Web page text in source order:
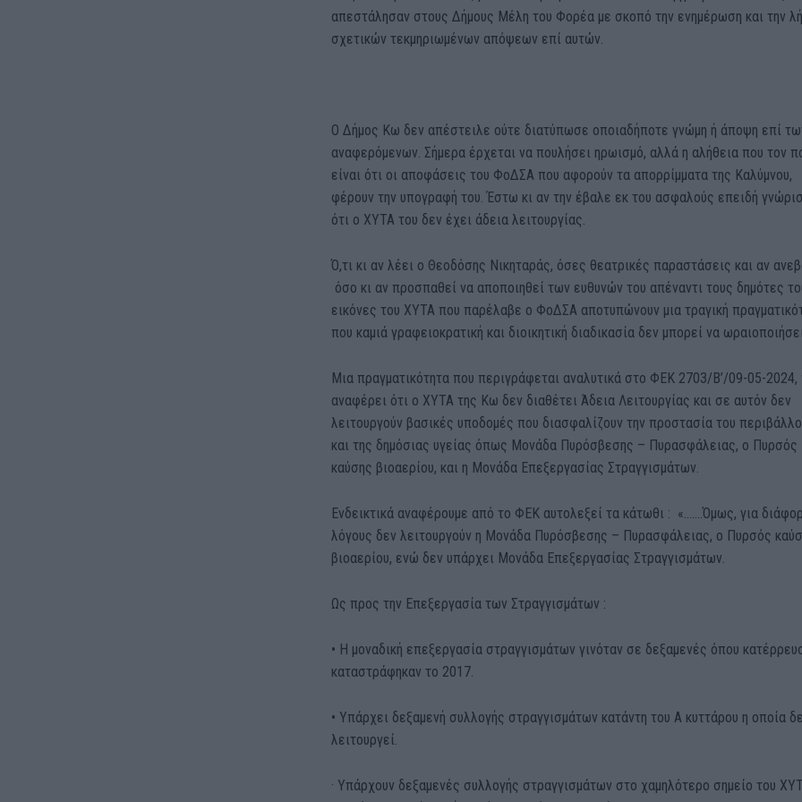
απεστάλησαν στους Δήμους Μέλη του Φορέα με σκοπό την ενημέρωση και την
σχετικών τεκμηριωμένων απόψεων επί αυτών.
Ο Δήμος Κω δεν απέστειλε ούτε διατύπωσε οποιαδήποτε γνώμη ή άποψη επί
αναφερόμενων. Σήμερα έρχεται να πουλήσει ηρωισμό, αλλά η αλήθεια που τον
είναι ότι οι αποφάσεις του ΦοΔΣΑ που αφορούν τα απορρίμματα της Καλύμνου,
φέρουν την υπογραφή του. Έστω κι αν την έβαλε εκ του ασφαλούς επειδή
ότι ο ΧΥΤΑ του δεν έχει άδεια λειτουργίας.
Ό,τι κι αν λέει ο Θεοδόσης Νικηταράς, όσες θεατρικές παραστάσεις και αν
όσο κι αν προσπαθεί να αποποιηθεί των ευθυνών του απέναντι τους δημότες
εικόνες του ΧΥΤΑ που παρέλαβε ο ΦοΔΣΑ αποτυπώνουν μια τραγική
που καμιά γραφειοκρατική και διοικητική διαδικασία δεν μπορεί να
Μια πραγματικότητα που περιγράφεται αναλυτικά στο ΦΕΚ 2703/Β’/09-05-2024,
αναφέρει ότι ο ΧΥΤΑ της Κω δεν διαθέτει Άδεια Λειτουργίας και σε αυτόν δεν
λειτουργούν βασικές υποδομές που διασφαλίζουν την προστασία του
και της δημόσιας υγείας όπως Μονάδα Πυρόσβεσης – Πυρασφάλειας, ο Πυρσός
καύσης βιοαερίου, και η Μονάδα Επεξεργασίας Στραγγισμάτων.
Ενδεικτικά αναφέρουμε από το ΦΕΚ αυτολεξεί τα κάτωθι : «…….Όμως, για
λόγους δεν λειτουργούν η Μονάδα Πυρόσβεσης – Πυρασφάλειας, ο Πυρσός
βιοαερίου, ενώ δεν υπάρχει Μονάδα Επεξεργασίας Στραγγισμάτων.
Ως προς την Επεξεργασία των Στραγγισμάτων :
• Η μοναδική επεξεργασία στραγγισμάτων γινόταν σε δεξαμενές όπου
καταστράφηκαν το 2017.
• Υπάρχει δεξαμενή συλλογής στραγγισμάτων κατάντη του Α κυττάρου η οποία
λειτουργεί.
· Υπάρχουν δεξαμενές συλλογής στραγγισμάτων στο χαμηλότερο σημείο του